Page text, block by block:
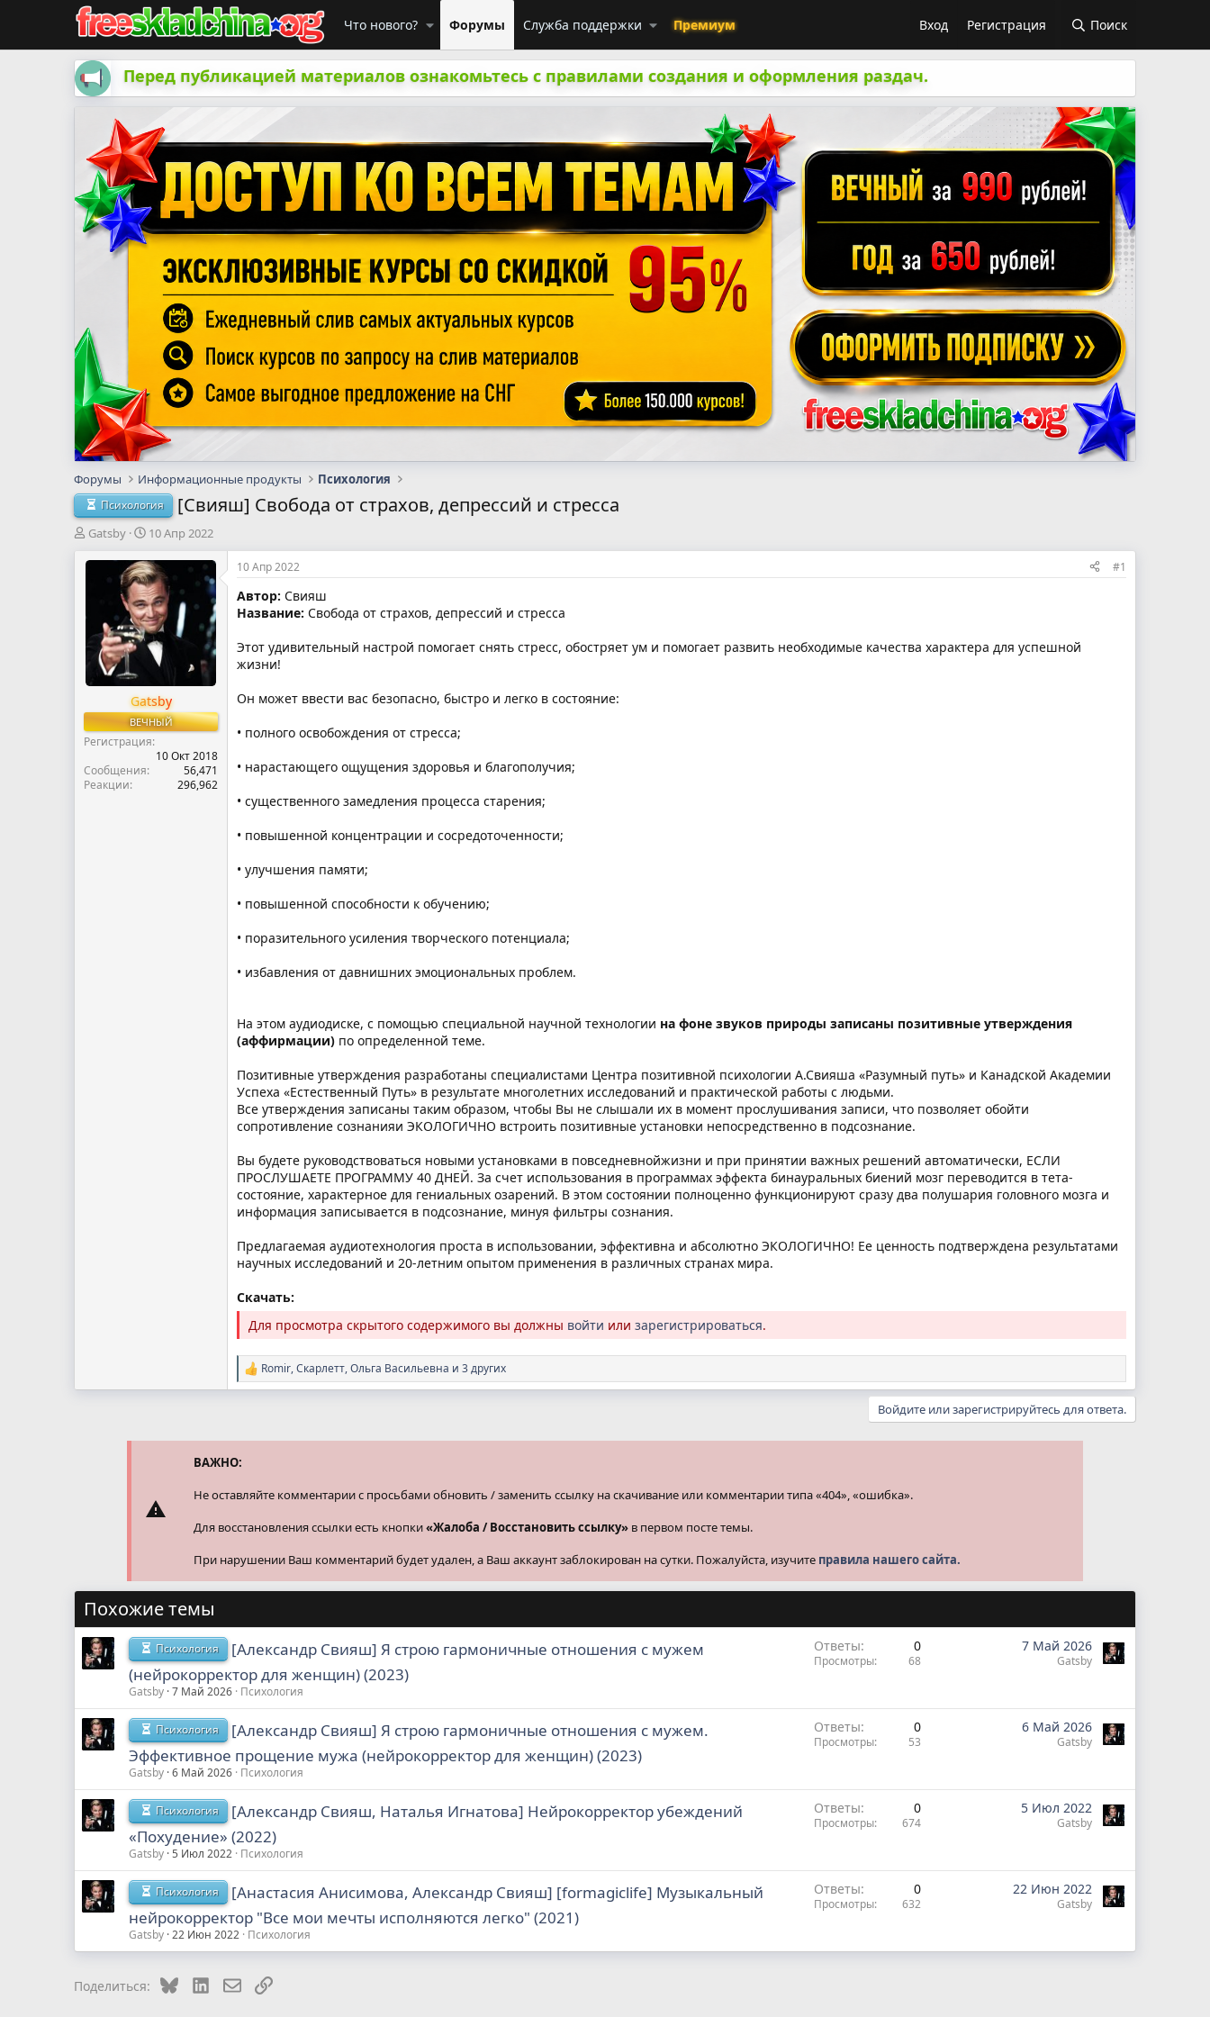
Что нового? Форумы Служба поддержки Премиум Вход Регистрация Поиск
Перед публикацией материалов ознакомьтесь с правилами создания и оформления раздач.
Форумы Информационные продукты Психология
Психология [Свияш] Свобода от страхов, депрессий и стресса
А
т
м
ы
Gatsby
Д
т
а
н
а
ч
а
л
10 Апр 2022
Gatsby
ВЕЧНЫЙ
Регистрация
10 Окт 2018
Сообщения
56,471
Реакции
296,962
10 Апр 2022 #1
Автор: Свияш
Название: Свобода от страхов, депрессий и стресса
Этот удивительный настрой помогает снять стресс, обостряет ум и помогает развить необходимые качества характера для успешной
жизни!
Он может ввести вас безопасно, быстро и легко в состояние:
• полного освобождения от стресса;
• нарастающего ощущения здоровья и благополучия;
• существенного замедления процесса старения;
• повышенной концентрации и сосредоточенности;
• улучшения памяти;
• повышенной способности к обучению;
• поразительного усиления творческого потенциала;
• избавления от давнишних эмоциональных проблем.
На этом аудиодиске, с помощью специальной научной технологии на фоне звуков природы записаны позитивные утверждения
(аффирмации) по определенной теме.
Позитивные утверждения разработаны специалистами Центра позитивной психологии А.Свияша «Разумный путь» и Канадской Академии
Успеха «Естественный Путь» в результате многолетних исследований и практической работы с людьми.
Все утверждения записаны таким образом, чтобы Вы не слышали их в момент прослушивания записи, что позволяет обойти
сопротивление сознанияи ЭКОЛОГИЧНО встроить позитивные установки непосредственно в подсознание.
Вы будете руководствоваться новыми установками в повседневнойжизни и при принятии важных решений автоматически, ЕСЛИ
ПРОСЛУШАЕТЕ ПРОГРАММУ 40 ДНЕЙ. За счет использования в программах эффекта бинауральных биений мозг переводится в тета-
состояние, характерное для гениальных озарений. В этом состоянии полноценно функционируют сразу два полушария головного мозга и
информация записывается в подсознание, минуя фильтры сознания.
Предлагаемая аудиотехнология проста в использовании, эффективна и абсолютно ЭКОЛОГИЧНО! Ее ценность подтверждена результатами
научных исследований и 20-летним опытом применения в различных странах мира.
Скачать:
Для просмотра скрытого содержимого вы должны войти или зарегистрироваться.
Р
е
и
Romir,Скарлетт,Ольга Васильевна и 3 других
Войдите или зарегистрируйтесь для ответа.
ВАЖНО:
Не оставляйте комментарии с просьбами обновить / заменить ссылку на скачивание или комментарии типа «404», «ошибка».
Для восстановления ссылки есть кнопки«Жалоба / Восстановить ссылку» в первом посте темы.
При нарушении Ваш комментарий будет удален, а Ваш аккаунт заблокирован на сутки. Пожалуйста, изучите правила нашего сайта.
Похожие темы
Психология
[Александр Свияш] Я строю гармоничные отношения с мужем
(нейрокорректор для женщин) (2023)
Gatsby 7 Май 2026 Психология
Ответы 0
Просмотры 68
7 Май 2026
Gatsby
Психология
[Александр Свияш] Я строю гармоничные отношения с мужем.
Эффективное прощение мужа (нейрокорректор для женщин) (2023)
Gatsby 6 Май 2026 Психология
Ответы 0
Просмотры 53
6 Май 2026
Gatsby
Психология
[Александр Свияш, Наталья Игнатова] Нейрокорректор убеждений
«Похудение» (2022)
Gatsby 5 Июл 2022 Психология
Ответы 0
Просмотры 674
5 Июл 2022
Gatsby
Психология
[Анастасия Анисимова, Александр Свияш] [formagiclife] Музыкальный
нейрокорректор "Все мои мечты исполняются легко" (2021)
Gatsby 22 Июн 2022 Психология
Ответы 0
Просмотры 632
22 Июн 2022
Gatsby
Поделиться: BlueskyLinkedInЭлектронная почта
Ссылка